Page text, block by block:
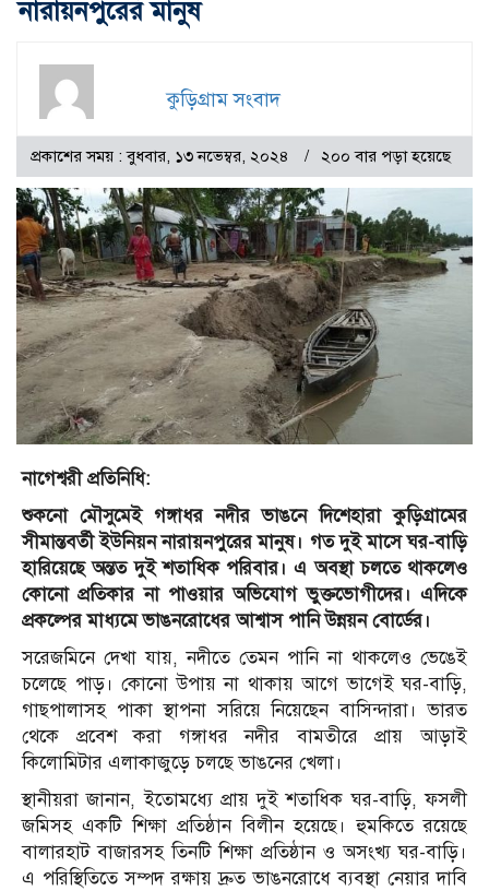
নারায়নপুরের মানুষ
কুড়িগ্রাম সংবাদ
প্রকাশের সময় : বুধবার, ১৩ নভেম্বর, ২০২৪ ২০০ বার পড়া হয়েছে
নাগেশ্বরী প্রতিনিধি:
শুকনো মৌসুমেই গঙ্গাধর নদীর ভাঙনে দিশেহারা কুড়িগ্রামের
সীমান্তবর্তী ইউনিয়ন নারায়নপুরের মানুষ। গত দুই মাসে ঘর-বাড়ি
হারিয়েছে অন্তত দুই শতাধিক পরিবার। এ অবস্থা চলতে থাকলেও
কোনো প্রতিকার না পাওয়ার অভিযোগ ভুক্তভোগীদের। এদিকে
প্রকল্পের মাধ্যমে ভাঙনরোধের আশ্বাস পানি উন্নয়ন বোর্ডের।
সরেজমিনে দেখা যায়, নদীতে তেমন পানি না থাকলেও ভেঙেই
চলেছে পাড়। কোনো উপায় না থাকায় আগে ভাগেই ঘর-বাড়ি,
গাছপালাসহ পাকা স্থাপনা সরিয়ে নিয়েছেন বাসিন্দারা। ভারত
থেকে প্রবেশ করা গঙ্গাধর নদীর বামতীরে প্রায় আড়াই
কিলোমিটার এলাকাজুড়ে চলছে ভাঙনের খেলা।
স্থানীয়রা জানান, ইতোমধ্যে প্রায় দুই শতাধিক ঘর-বাড়ি, ফসলী
জমিসহ একটি শিক্ষা প্রতিষ্ঠান বিলীন হয়েছে। হুমকিতে রয়েছে
বালারহাট বাজারসহ তিনটি শিক্ষা প্রতিষ্ঠান ও অসংখ্য ঘর-বাড়ি।
এ পরিস্থিতিতে সম্পদ রক্ষায় দ্রুত ভাঙনরোধে ব্যবস্থা নেয়ার দাবি